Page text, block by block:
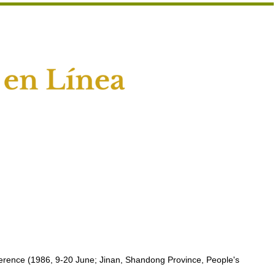
(1986, 9-20 June; Jinan, Shandong Province, People's